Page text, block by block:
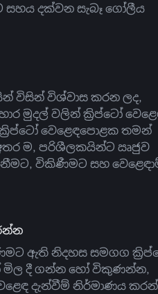
සහය දක්වන සැබෑ ගෝලීය
විසින් විශ්වාස කරන ලද,
මුදල් වලින් ක්‍රිප්ටෝ
වෙළෙඳපොළක තමන්
ම, පරිශීලකයින්ට ඍජුව
විකිණීමට සහ
ඇති නිදහස සමගග
මිල දී ගන්න හෝ විකුණන්න,
දැන්වීම් නිර්මාණය